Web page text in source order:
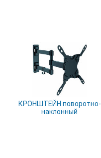
КРОНШТЕЙН поворотно-
наклонный